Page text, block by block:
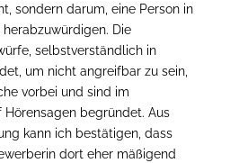
sondern darum, eine Person in
Die
selbstverständlich in
um nicht angreifbar zu sein,
vorbei und sind im
begründet. Aus
kann ich bestätigen, dass
dort eher mäßigend